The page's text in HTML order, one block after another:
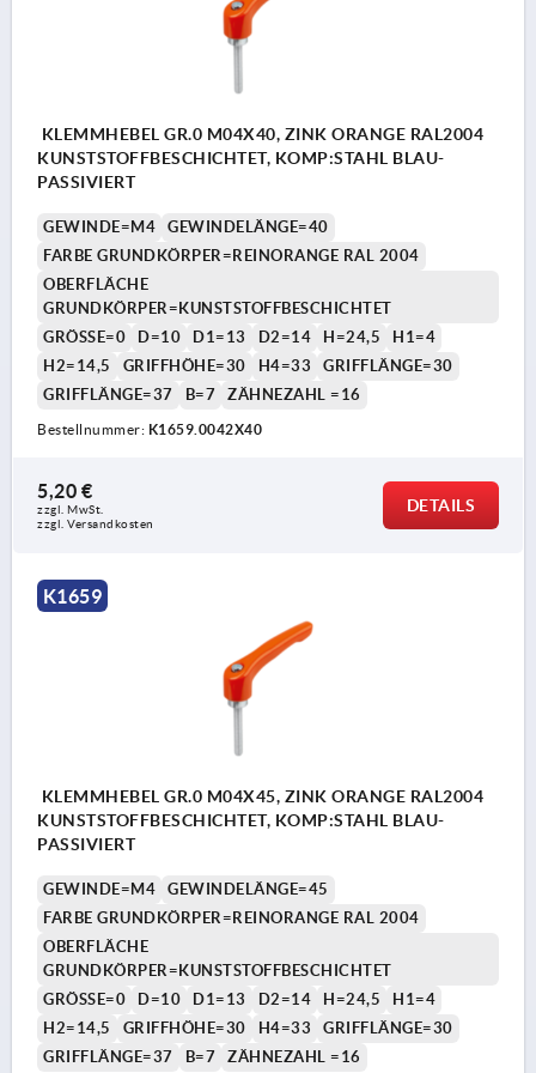
KLEMMHEBEL GR.0 M04X40, ZINK ORANGE RAL2004
KUNSTSTOFFBESCHICHTET, KOMP:STAHL BLAU-
PASSIVIERT
GEWINDE=M4
GEWINDELÄNGE=40
FARBE GRUNDKÖRPER=REINORANGE RAL 2004
OBERFLÄCHE
GRUNDKÖRPER=KUNSTSTOFFBESCHICHTET
GRÖSSE=0
D=10 D1=13 D2=14 H=24,5
H1=4
H2=14,5
GRIFFHÖHE=30 H4=33
GRIFFLÄNGE=30
GRIFFLÄNGE=37
B=7 ZÄHNEZAHL =16
Bestellnummer: K1659.0042X40
5,20 €
zzgl. MwSt.
zzgl. Versandkosten
DETAILS
K1659
KLEMMHEBEL GR.0 M04X45, ZINK ORANGE RAL2004
KUNSTSTOFFBESCHICHTET, KOMP:STAHL BLAU-
PASSIVIERT
GEWINDE=M4
GEWINDELÄNGE=45
FARBE GRUNDKÖRPER=REINORANGE RAL 2004
OBERFLÄCHE
GRUNDKÖRPER=KUNSTSTOFFBESCHICHTET
GRÖSSE=0
D=10 D1=13 D2=14 H=24,5
H1=4
H2=14,5
GRIFFHÖHE=30 H4=33
GRIFFLÄNGE=30
GRIFFLÄNGE=37
B=7 ZÄHNEZAHL =16